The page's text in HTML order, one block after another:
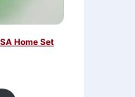
Home Set